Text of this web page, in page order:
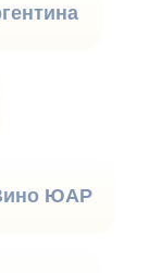
ЮАР